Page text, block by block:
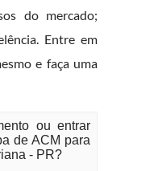
do mercado;
Entre em
e faça uma
ou entrar
de ACM para
- PR?